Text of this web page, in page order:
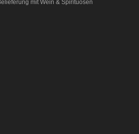
mit Wein & Spirituosen